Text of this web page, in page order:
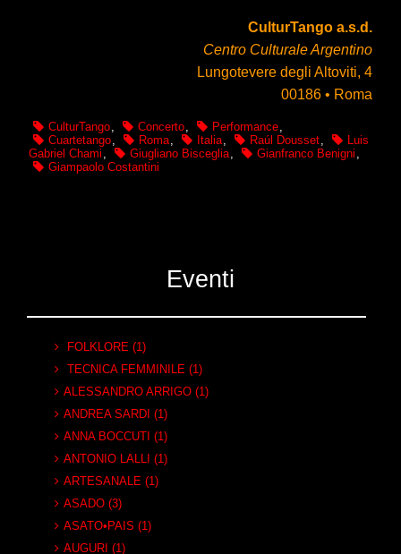
CulturTango a.s.d.
Centro Culturale Argentino
Lungotevere degli Altoviti, 4
00186 • Roma
CulturTango, Concerto, Performance,
Cuartetango, Roma, Italia, Raúl Dousset,
Luis
Gabriel Chami , Giugliano Bisceglia, Gianfranco Benigni ,
Giampaolo Costantini
Eventi
FOLKLORE (1)
TECNICA FEMMINILE (1)
ALESSANDRO ARRIGO (1)
ANDREA SARDI (1)
ANNA BOCCUTI (1)
ANTONIO LALLI (1)
ARTESANALE (1)
ASADO (3)
ASATO•PAIS (1)
AUGURI (1)